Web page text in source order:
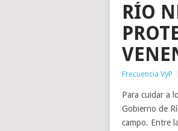
RÍO
Frecuencia VyP
Para cuidar a
Gobierno de
campo. Entre